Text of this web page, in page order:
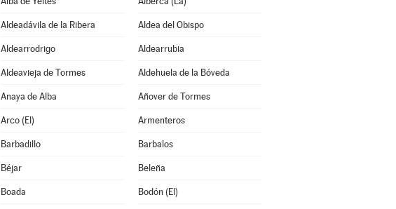
Aldeadávila de la Ribera Aldea del Obispo
Aldearrodrigo Aldearrubia
Aldeavieja de Tormes Aldehuela de la Bóveda
Anaya de Alba Añover de Tormes
Arco (El) Armenteros
Barbadillo Barbalos
Béjar Beleña
Boada Bodón (El)